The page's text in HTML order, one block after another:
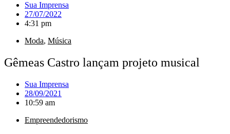
Sua Imprensa
27/07/2022
4:31 pm
Moda, Música
Gêmeas Castro lançam projeto musical
Sua Imprensa
28/09/2021
10:59 am
Empreendedorismo